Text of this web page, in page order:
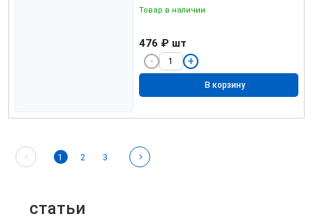
Товар в наличии
476 ₽ шт
В корзину
1 2 3
статьи